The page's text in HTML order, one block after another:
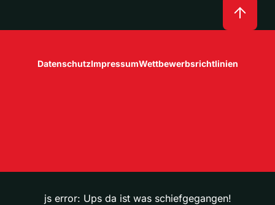
DatenschutzImpressumWettbewerbsrichtlinien
js error: Ups da ist was schiefgegangen!